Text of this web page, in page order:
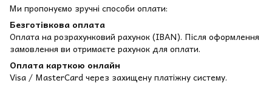
Ми пропонуємо зручні способи оплати:
Безготівкова оплата
Оплата на розрахунковий рахунок (IBAN). Після оформлення
замовлення ви отримаєте рахунок для оплати.
Оплата карткою онлайн
Visa / MasterCard через захищену платіжну систему.